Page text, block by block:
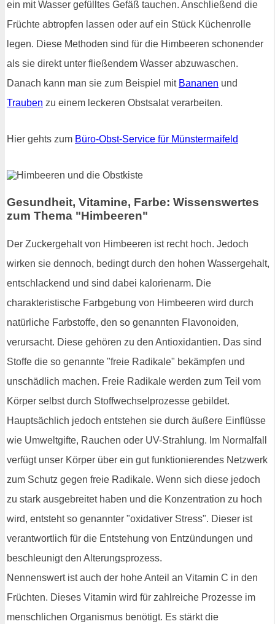
ein mit Wasser gefülltes Gefäß tauchen. Anschließend die
Früchte abtropfen lassen oder auf ein Stück Küchenrolle
legen. Diese Methoden sind für die Himbeeren schonender
als sie direkt unter fließendem Wasser abzuwaschen.
Danach kann man sie zum Beispiel mit Bananen und
Trauben zu einem leckeren Obstsalat verarbeiten.
Hier gehts zum Büro-Obst-Service für Münstermaifeld
Gesundheit, Vitamine, Farbe: Wissenswertes
zum Thema "Himbeeren"
Der Zuckergehalt von Himbeeren ist recht hoch. Jedoch
wirken sie dennoch, bedingt durch den hohen Wassergehalt,
entschlackend und sind dabei kalorienarm. Die
charakteristische Farbgebung von Himbeeren wird durch
natürliche Farbstoffe, den so genannten Flavonoiden,
verursacht. Diese gehören zu den Antioxidantien. Das sind
Stoffe die so genannte "freie Radikale" bekämpfen und
unschädlich machen. Freie Radikale werden zum Teil vom
Körper selbst durch Stoffwechselprozesse gebildet.
Hauptsächlich jedoch entstehen sie durch äußere Einflüsse
wie Umweltgifte, Rauchen oder UV-Strahlung. Im Normalfall
verfügt unser Körper über ein gut funktionierendes Netzwerk
zum Schutz gegen freie Radikale. Wenn sich diese jedoch
zu stark ausgebreitet haben und die Konzentration zu hoch
wird, entsteht so genannter "oxidativer Stress". Dieser ist
verantwortlich für die Entstehung von Entzündungen und
beschleunigt den Alterungsprozess.
Nennenswert ist auch der hohe Anteil an Vitamin C in den
Früchten. Dieses Vitamin wird für zahlreiche Prozesse im
menschlichen Organismus benötigt. Es stärkt die